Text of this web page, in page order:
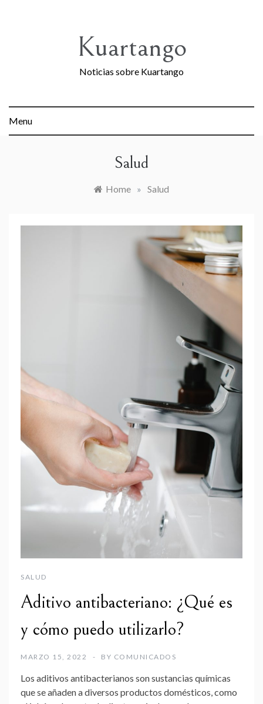
Kuartango
Noticias sobre Kuartango
Menu
Salud
Home » Salud
SALUD
Aditivo antibacteriano: ¿Qué es
y cómo puedo utilizarlo?
MARZO 15, 2022 BY COMUNICADOS
Los aditivos antibacterianos son sustancias químicas
que se añaden a diversos productos domésticos, como